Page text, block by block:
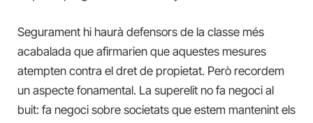
Segurament hi haurà defensors de la classe més
acabalada que afirmarien que aquestes mesures
atempten contra el dret de propietat. Però recordem
un aspecte fonamental. La superelit no fa negoci al
buit: fa negoci sobre societats que estem mantenint els